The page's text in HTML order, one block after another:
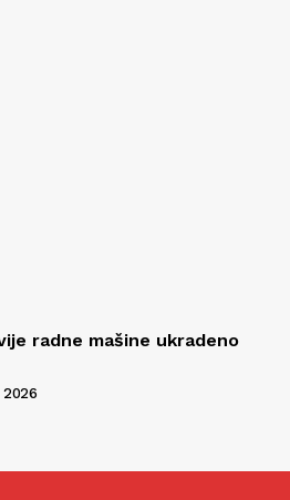
radne mašine ukradeno
2026